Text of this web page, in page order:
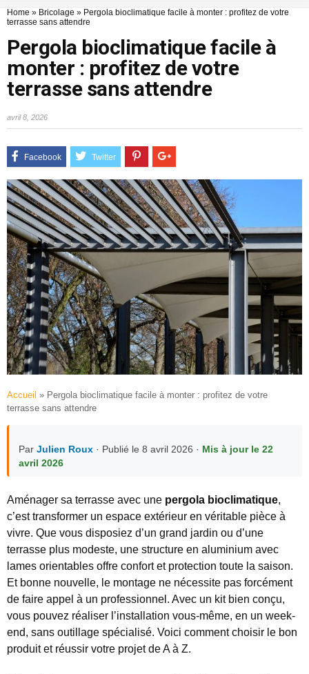
Home » Bricolage » Pergola bioclimatique facile à monter : profitez de votre
terrasse sans attendre
Pergola bioclimatique facile à
monter : profitez de votre
terrasse sans attendre
avril 8, 2026
Accueil » Pergola bioclimatique facile à monter : profitez de votre
terrasse sans attendre
Par Julien Roux · Publié le 8 avril 2026 · Mis à jour le 22
avril 2026
Aménager sa terrasse avec une pergola bioclimatique,
c’est transformer un espace extérieur en véritable pièce à
vivre. Que vous disposiez d’un grand jardin ou d’une
terrasse plus modeste, une structure en aluminium avec
lames orientables offre confort et protection toute la saison.
Et bonne nouvelle, le montage ne nécessite pas forcément
de faire appel à un professionnel. Avec un kit bien conçu,
vous pouvez réaliser l’installation vous-même, en un week-
end, sans outillage spécialisé. Voici comment choisir le bon
produit et réussir votre projet de A à Z.